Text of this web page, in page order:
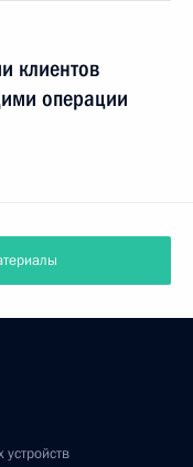
клиентов
операции